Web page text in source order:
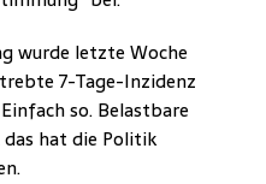
wurde letzte Woche
7-Tage-Inzidenz
so. Belastbare
hat die Politik